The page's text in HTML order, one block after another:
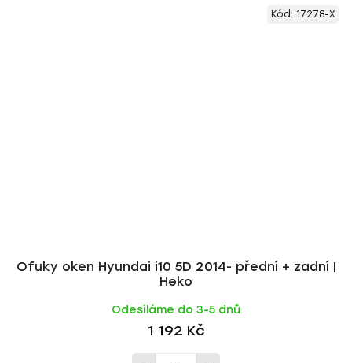
Ofuky oken Hyundai i10 5D 2014- přední + zadní |
Heko
Odesíláme do 3-5 dnů
1 192 Kč
Kód: 17278-X